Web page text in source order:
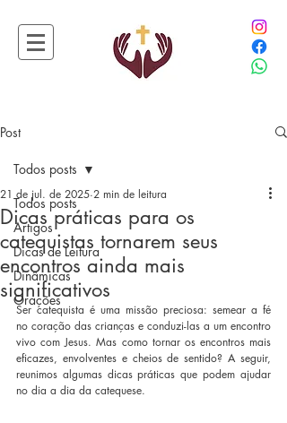
Post
Todos posts
Artigos
Dicas de Leitura
Dinâmicas
Orações
Todos posts
Dicas práticas para os
catequistas tornarem seus
encontros ainda mais
significativos
21 de jul. de 2025 2 min de leitura
Ser catequista é uma missão preciosa: semear a fé
no coração das crianças e conduzi-las a um encontro
vivo com Jesus. Mas como tornar os encontros mais
eficazes, envolventes e cheios de sentido? A seguir,
reunimos algumas dicas práticas que podem ajudar
no dia a dia da catequese.